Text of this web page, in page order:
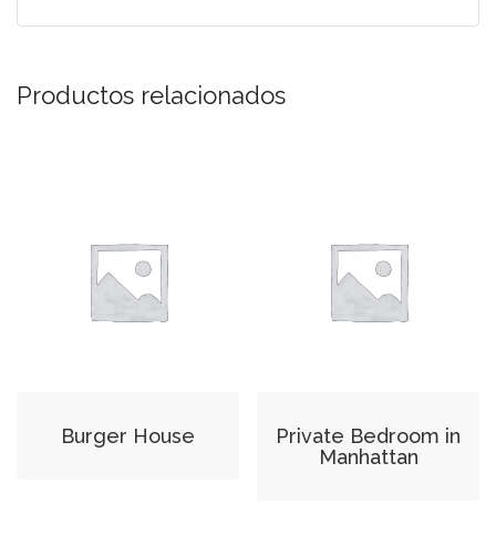
Productos relacionados
Burger House
Private Bedroom in
Manhattan